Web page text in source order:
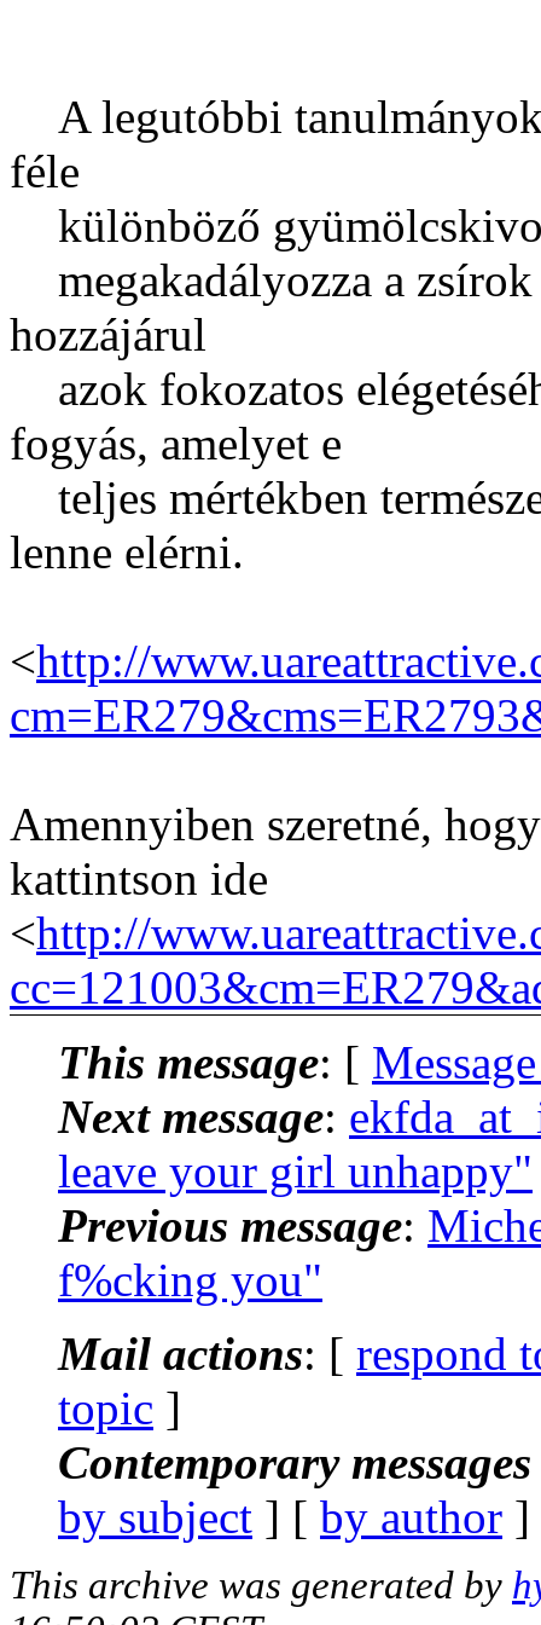
A legutóbbi
féle
különböző
megakadályozza a zsírok
hozzájárul
azok fokozatos
fogyás, amelyet e
teljes mértékben
lenne elérni.
<http://
Amennyiben szeretné,
kattintson ide
<http://
This message: [
Next message:
leave your girl unhappy"
Previous message:
f%cking you"
Mail actions: [ respond
topic ]
Contemporary
by subject ] [ by author
This archive was generated by